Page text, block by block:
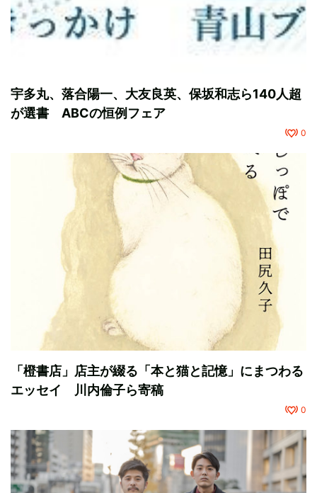
宇多丸、落合陽一、大友良英、保坂和志ら140人超
が選書 ABCの恒例フェア
0
「橙書店」店主が綴る「本と猫と記憶」にまつわる
エッセイ 川内倫子ら寄稿
0